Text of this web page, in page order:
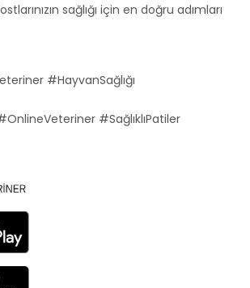
sağlığı için en doğru adımları
#HayvanSağlığı
#SağlıklıPatiler